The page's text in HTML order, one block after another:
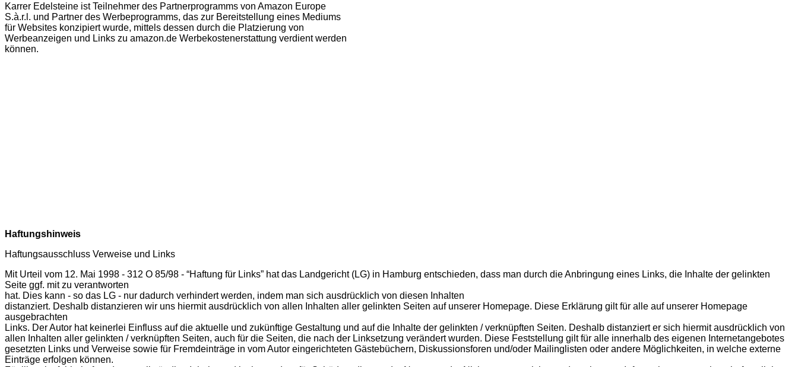
Karrer Edelsteine ist Teilnehmer des Partnerprogramms von Amazon Europe
S.à.r.l. und Partner des Werbeprogramms, das zur Bereitstellung eines Mediums
für Websites konzipiert wurde, mittels dessen durch die Platzierung von
Werbeanzeigen und Links zu amazon.de Werbekostenerstattung verdient werden
können.
Haftungshinweis
Haftungsausschluss Verweise und Links
Mit Urteil vom 12. Mai 1998 - 312 O 85/98 - “Haftung für Links” hat das Landgericht (LG) in Hamburg entschieden, dass man durch die Anbringung eines Links, die Inhalte der gelinkten
Seite ggf. mit zu verantworten
hat. Dies kann - so das LG - nur dadurch verhindert werden, indem man sich ausdrücklich von diesen Inhalten
distanziert. Deshalb distanzieren wir uns hiermit ausdrücklich von allen Inhalten aller gelinkten Seiten auf unserer Homepage. Diese Erklärung gilt für alle auf unserer Homepage
ausgebrachten
Links. Der Autor hat keinerlei Einfluss auf die aktuelle und zukünftige Gestaltung und auf die Inhalte der gelinkten / verknüpften Seiten. Deshalb distanziert er sich hiermit ausdrücklich von
allen Inhalten aller gelinkten / verknüpften Seiten, auch für die Seiten, die nach der Linksetzung verändert wurden. Diese Feststellung gilt für alle innerhalb des eigenen Internetangebotes
gesetzten Links und Verweise sowie für Fremdeinträge in vom Autor eingerichteten Gästebüchern, Diskussionsforen und/oder Mailinglisten oder andere Möglichkeiten, in welche externe
Einträge erfolgen können.